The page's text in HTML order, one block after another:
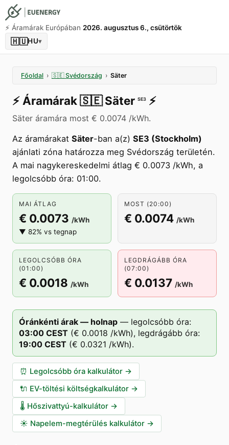
⚡️ Áramárak Európában 2026. augusztus 6., csütörtök
🇭🇺HU▾
Főoldal › 🇸🇪 Svédország › Säter
⚡️ Áramárak🇸🇪 Säter SE3 ⚡️
Säter áramára most € 0.0074 /kWh.
Az áramárakat Säter-ban a(z) SE3 (Stockholm)
ajánlati zóna határozza meg Svédország területén.
A mai nagykereskedelmi átlag € 0.0073 /kWh, a
legolcsóbb óra: 01:00.
MAI ÁTLAG
€ 0.0073 /kWh
▼ 82% vs tegnap
MOST (20:00)
€ 0.0074 /kWh
LEGOLCSÓBB ÓRA
(01:00)
€ 0.0018 /kWh
LEGDRÁGÁBB ÓRA
(07:00)
€ 0.0137 /kWh
Óránkénti árak — holnap — legolcsóbb óra:
03:00 CEST (€ 0.0018 /kWh), legdrágább óra:
19:00 CEST (€ 0.0321 /kWh).
⏰ Legolcsóbb óra kalkulátor →
🔌 EV-töltési költségkalkulátor →
🌡️ Hőszivattyú-kalkulátor →
☀️ Napelem-megtérülés kalkulátor →